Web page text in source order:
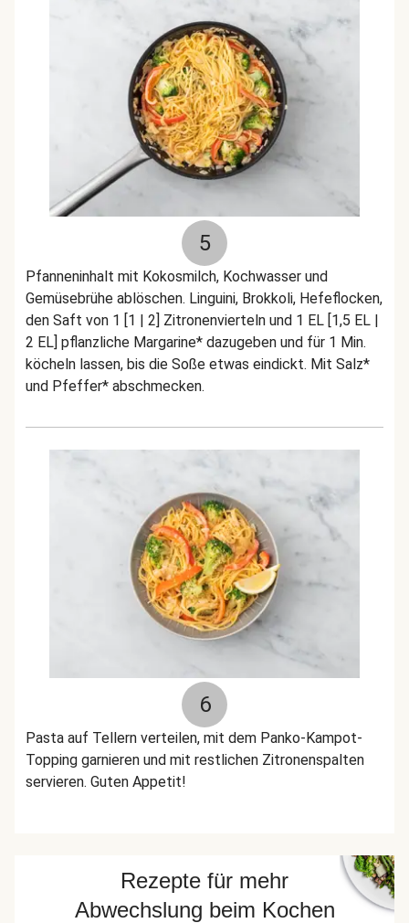
5
Pfanneninhalt mit Kokosmilch, Kochwasser und
Gemüsebrühe ablöschen. Linguini, Brokkoli, Hefeflocken,
den Saft von 1 [1 | 2] Zitronenvierteln und 1 EL [1,5 EL |
2 EL] pflanzliche Margarine* dazugeben und für 1 Min.
köcheln lassen, bis die Soße etwas eindickt. Mit Salz*
und Pfeffer* abschmecken.
6
Pasta auf Tellern verteilen, mit dem Panko-Kampot-
Topping garnieren und mit restlichen Zitronenspalten
servieren. Guten Appetit!
Rezepte für mehr
Abwechslung beim Kochen